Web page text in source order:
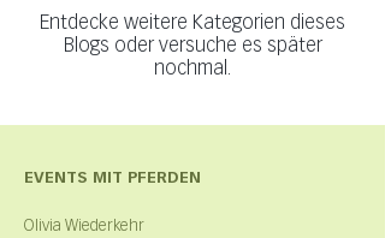
Entdecke weitere Kategorien dieses
Blogs oder versuche es später
nochmal.
EVENTS MIT PFERDEN
Olivia Wiederkehr